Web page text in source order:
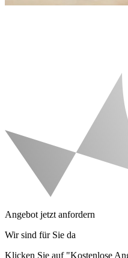
Angebot jetzt anfordern
Wir sind für Sie da
Klicken Sie auf "Kostenlose